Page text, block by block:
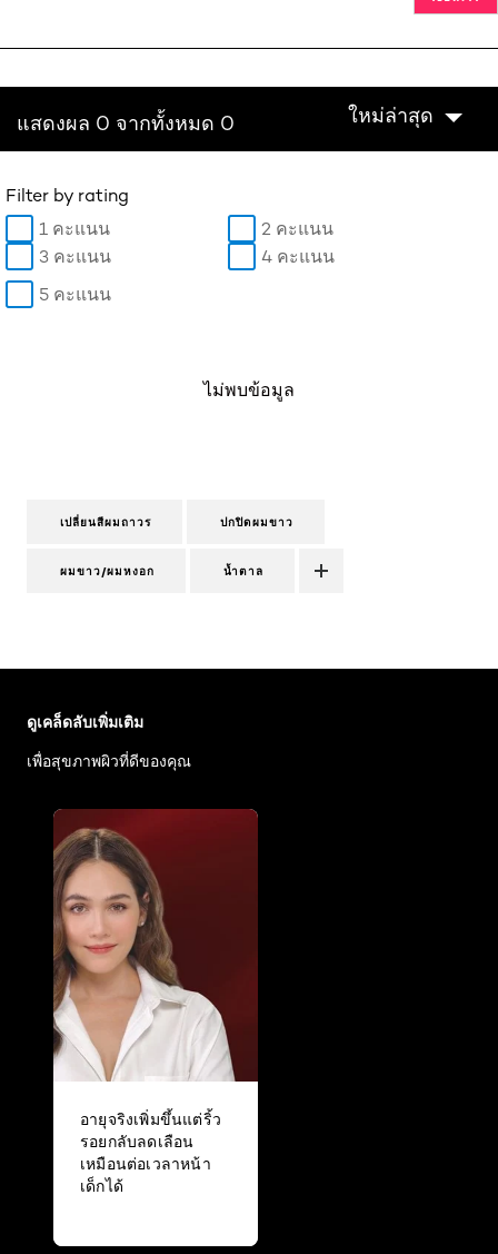
แสดงผล 0 จากทั้งหมด 0 ใหม่ล่าสุด
Filter by rating
1 คะแนน
2 คะแนน
3 คะแนน
4 คะแนน
5 คะแนน
ไม่พบข้อมูล
เปลี่ยนสีผมถาวร ปกปิดผมขาว
ผมขาว/ผมหงอก น้ำตาล
ดูเคล็ดลับเพิ่มเติม
เพื่อสุขภาพผิวที่ดีของคุณ
อายุจริงเพิ่มขึ้นแต่ริ้ว
รอยกลับลดเลือน
เหมือนต่อเวลาหน้า
เด็กได้